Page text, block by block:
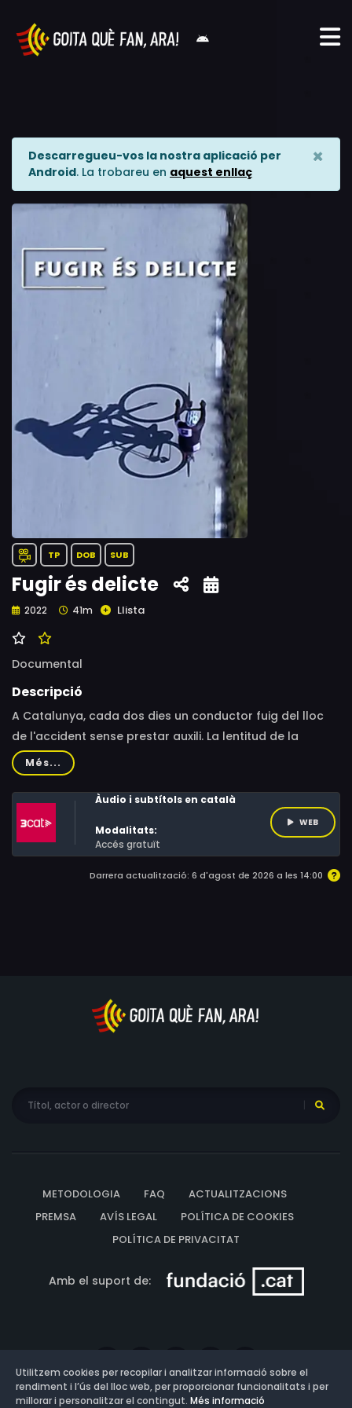
Descarregueu-vos la nostra aplicació per
Android. La trobareu en aquest enllaç
×
TP DOB SUB
Fugir és delicte
2022 41m Llista
Documental
Descripció
A Catalunya, cada dos dies un conductor fuig del lloc
de l'accident sense prestar auxili. La lentitud de la
justícia en aplicar el nou Codi Penal està fent que les
famílies de les víctimes continuïn sentint-se oblidades i
impotents.
Més...
Àudio i subtítols en català
Modalitats:
Accés gratuït
WEB
Darrera actualització: 6 d'agost de 2026 a les 14:00
METODOLOGIA FAQ
ACTUALITZACIONS
PREMSA
AVÍS LEGAL
POLÍTICA DE COOKIES
POLÍTICA DE PRIVACITAT
Amb el suport de:
Utilitzem cookies per recopilar i analitzar informació sobre el
rendiment i l’ús del lloc web, per proporcionar funcionalitats i per
millorar i personalitzar el contingut. Més informació